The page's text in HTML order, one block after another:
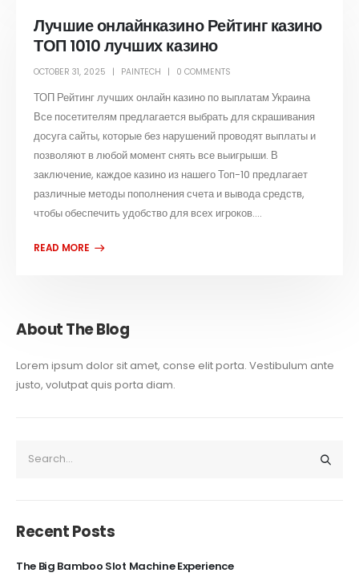
Лучшие онлайнказино Рейтинг казино
ТОП 1010 лучших казино
OCTOBER 31, 2025 PAINTECH 0 COMMENTS
ТОП Рейтинг лучших онлайн казино по выплатам Украина
Все посетителям предлагается выбрать для скрашивания
досуга сайты, которые без нарушений проводят выплаты и
позволяют в любой момент снять все выигрыши. В
заключение, каждое казино из нашего Топ-10 предлагает
различные методы пополнения счета и вывода средств,
чтобы обеспечить удобство для всех игроков....
About The Blog
Lorem ipsum dolor sit amet, conse elit porta. Vestibulum ante
justo, volutpat quis porta diam.
Recent Posts
The Big Bamboo Slot Machine Experience